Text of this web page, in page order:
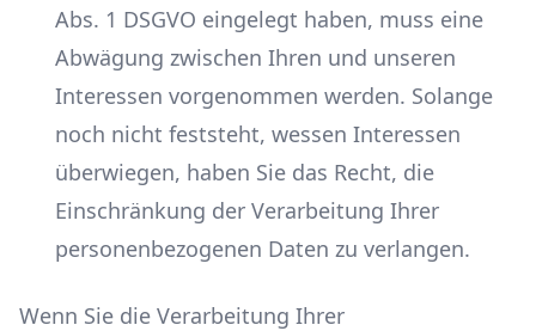
Abs. 1 DSGVO eingelegt haben, muss eine
Abwägung zwischen Ihren und unseren
Interessen vorgenommen werden. Solange
noch nicht feststeht, wessen Interessen
überwiegen, haben Sie das Recht, die
Einschränkung der Verarbeitung Ihrer
personenbezogenen Daten zu verlangen.
Wenn Sie die Verarbeitung Ihrer